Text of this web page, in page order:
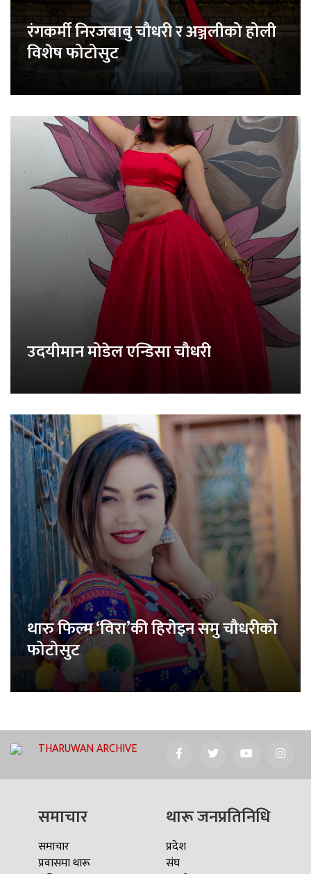
रंगकर्मी निरजबाबु चौधरी र अञ्जलीको होली
विशेष फोटोसुट
उदयीमान मोडेल एन्डिसा चौधरी
थारु फिल्म ‘विरा’की हिरोइन समु चौधरीको
फोटोसुट
THARUWAN ARCHIVE
समाचार
समाचार
प्रवासमा थारू
थारू जनप्रतिनिधि
प्रदेश
संघ